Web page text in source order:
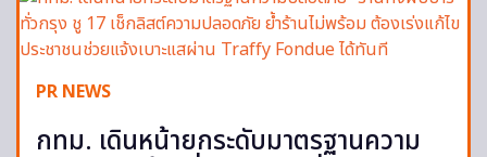
PR NEWS
กทม. เดินหน้ายกระดับมาตรฐานความ